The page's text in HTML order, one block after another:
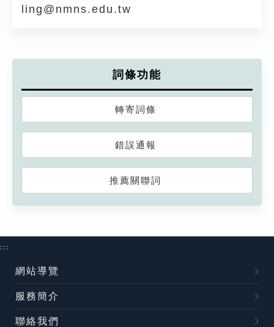
ling@nmns.edu.tw
詞條功能
轉寄詞條
錯誤通報
推薦關聯詞
:::
網站導覽
服務簡介
聯絡我們